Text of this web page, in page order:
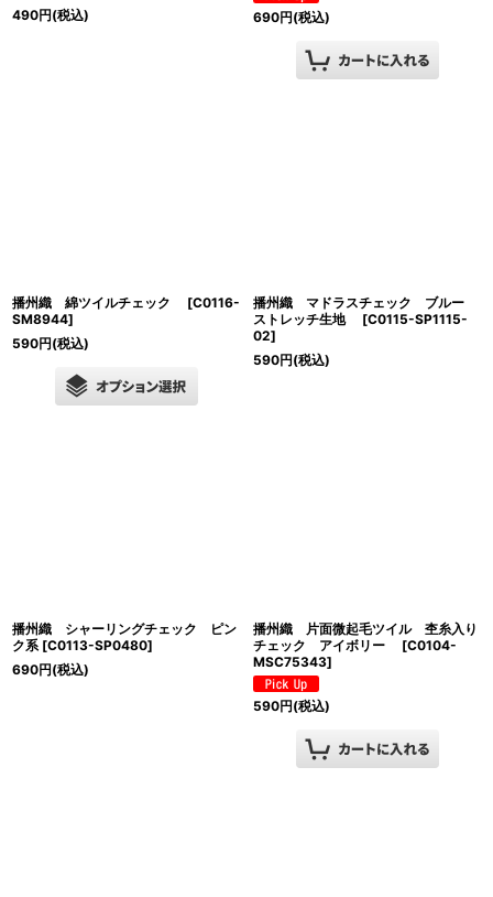
490円(税込) 690円(税込)
播州織 綿ツイルチェック [C0116-
SM8944]
590円(税込)
播州織 マドラスチェック ブルー
ストレッチ生地
[C0115-SP1115-
02]
590円(税込)
播州織 シャーリングチェック ピン
ク系 [C0113-SP0480]
690円(税込)
播州織 片面微起毛ツイル 杢糸入り
チェック アイボリー
[C0104-
MSC75343]
590円(税込)